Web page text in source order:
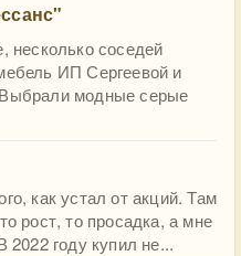
несколько соседей
ИП Сергеевой и
модные серые
как устал от акций. Там
рост, то просадка, а мне
2022 году купил не...